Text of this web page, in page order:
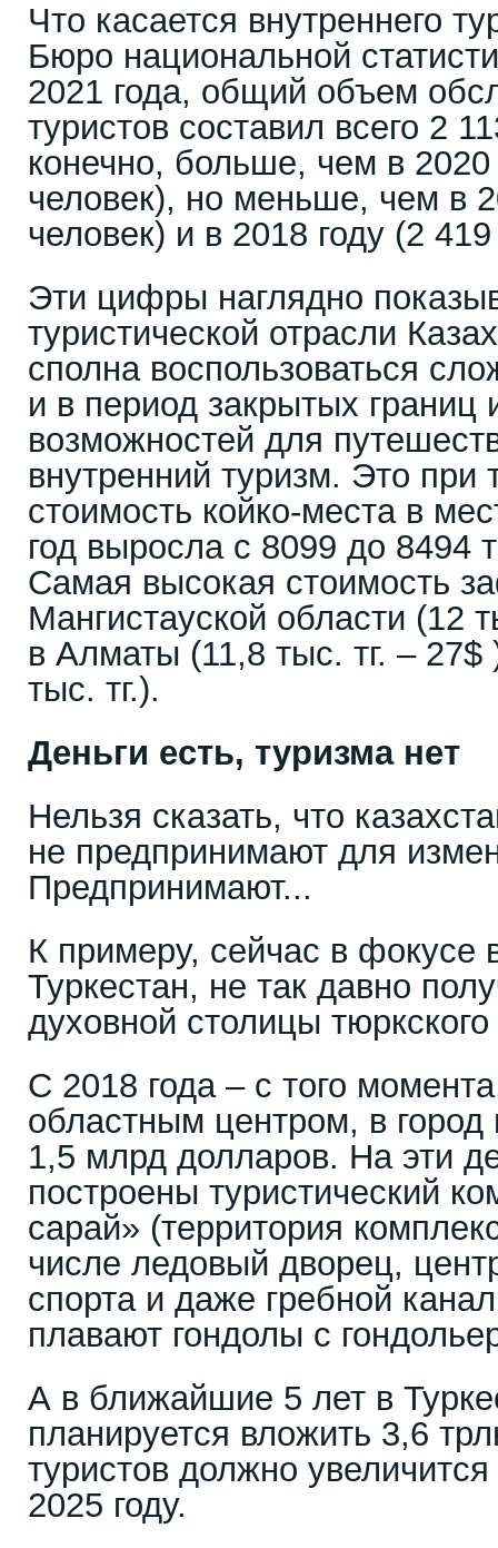
Что касается внутреннего
Бюро национальной
2021 года, общий объем
туристов составил всего 2
конечно, больше, чем в 2020
человек), но меньше, чем в
человек) и в 2018 году (2
Эти цифры наглядно
туристической отрасли
сполна воспользоваться
и в период закрытых границ
возможностей для
внутренний туризм. Это при
стоимость койко-места в
год выросла с 8099 до 8494
Самая высокая стоимость
Мангистауской области (12
в Алматы (11,8 тыс. тг. –
тыс. тг.).
Деньги есть, туризма нет
Нельзя сказать, что
не предпринимают для
Предпринимают...
К примеру, сейчас в фокусе
Туркестан, не так давно
духовной столицы
С 2018 года – с того
областным центром, в город
1,5 млрд долларов. На эти
построены туристический
сарай» (территория
числе ледовый дворец,
спорта и даже гребной
плавают гондолы с
А в ближайшие 5 лет в
планируется вложить 3,6
туристов должно
2025 году.